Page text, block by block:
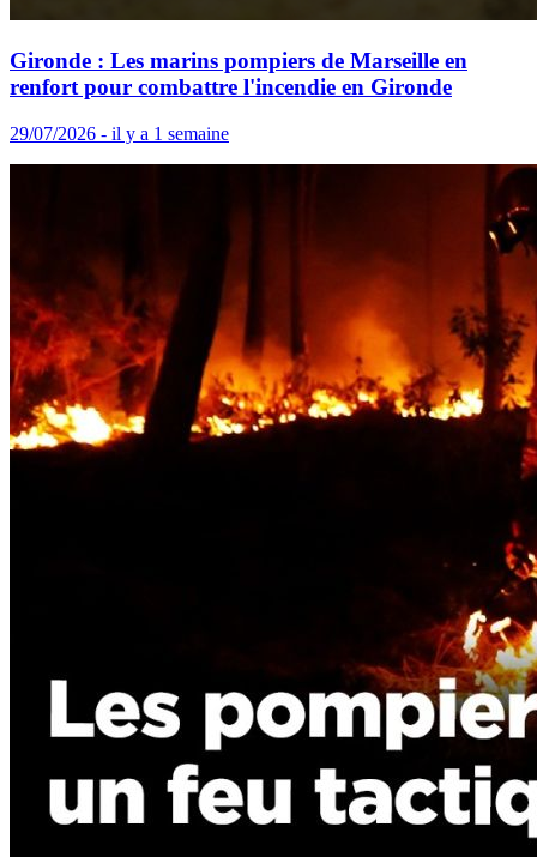
Gironde : Les marins pompiers de Marseille en
renfort pour combattre l'incendie en Gironde
29/07/2026 - il y a 1 semaine